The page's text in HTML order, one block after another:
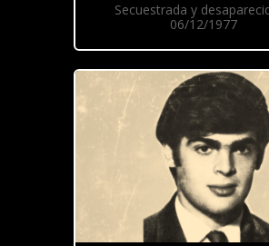
Secuestrada y
06/12/1977